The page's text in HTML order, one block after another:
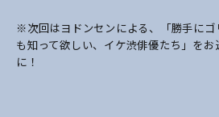
※次回はヨドンセンによる、「勝手に
も知って欲しい、イケ渋俳優たち」を
に！